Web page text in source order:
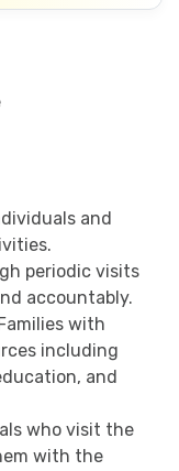
and
periodic visits
accountably.
with
including
and
who visit the
with the